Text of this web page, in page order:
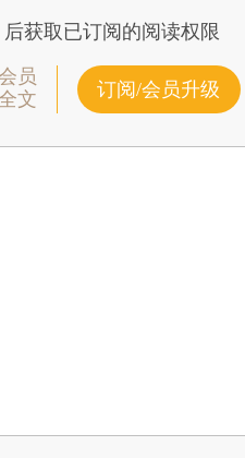
获取已订阅的阅读权限
员
文
订阅/会员升级